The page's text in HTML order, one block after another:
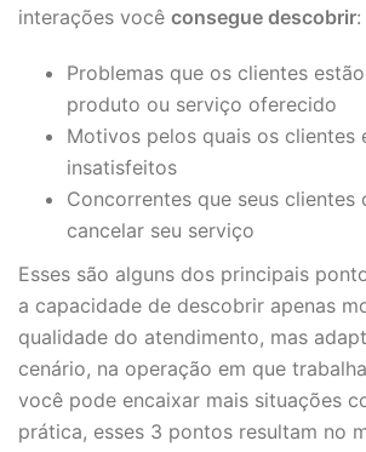
interações você consegue descobrir:
Problemas que os clientes
produto ou serviço oferecido
Motivos pelos quais os clientes
insatisfeitos
Concorrentes que seus clientes
cancelar seu serviço
Esses são alguns dos principais
a capacidade de descobrir apenas
qualidade do atendimento, mas
cenário, na operação em que
você pode encaixar mais situações
prática, esses 3 pontos resultam no